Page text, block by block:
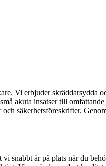
Vi erbjuder skräddarsydda
akuta insatser till
säkerhetsföreskrifter.
är på plats när du